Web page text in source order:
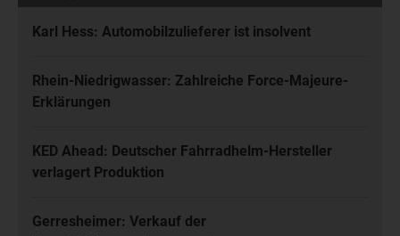
Karl Hess: Automobilzulieferer ist insolvent
Rhein-Niedrigwasser: Zahlreiche Force-Majeure-
Erklärungen
KED Ahead: Deutscher Fahrradhelm-Hersteller
verlagert Produktion
Gerresheimer: Verkauf der